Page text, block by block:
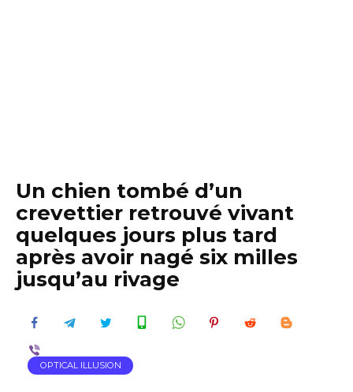
Un chien tombé d’un
crevettier retrouvé vivant
quelques jours plus tard
après avoir nagé six milles
jusqu’au rivage
OPTICAL ILLUSION